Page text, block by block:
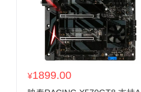
¥1899.00